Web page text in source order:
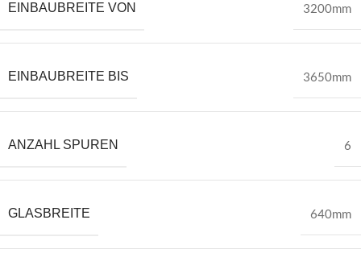
EINBAUBREITE VON 3200mm
EINBAUBREITE BIS 3650mm
ANZAHL SPUREN 6
GLASBREITE 640mm